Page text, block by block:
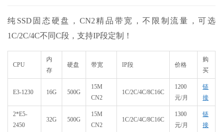
纯SSD固态硬盘，CN2精品带宽，不限制流量，可选
1C/2C/4C不同C段，支持IP段定制！
CPU
内
存
硬盘 带宽 IP段 价格
购
买
E3-1230 16G 500G
15M
CN2
1C/2C/4C/8C16C
1200
元/月
链
接
2*E5-
2450
32G 500G
15M
CN2
1C/2C/4C/8C16C
1300
元/月
链
接